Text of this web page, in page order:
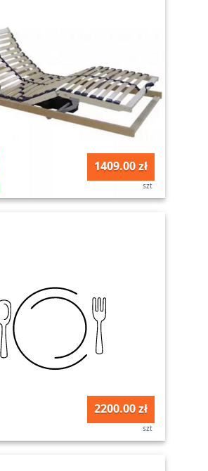
1409.00 zł
szt
2200.00 zł
szt